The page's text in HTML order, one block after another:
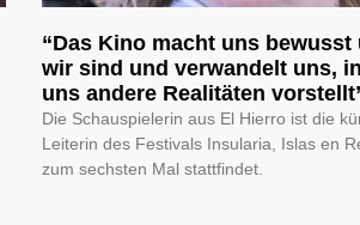
“Das Kino macht uns bewusst
wir sind und verwandelt uns,
uns andere Realitäten
Die Schauspielerin aus El Hierro ist die
Leiterin des Festivals Insularia, Islas en
zum sechsten Mal stattfindet.